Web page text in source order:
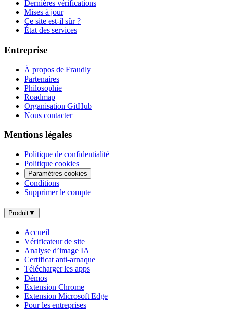
Dernières vérifications
Mises à jour
Ce site est-il sûr ?
État des services
Entreprise
À propos de Fraudly
Partenaires
Philosophie
Roadmap
Organisation GitHub
Nous contacter
Mentions légales
Politique de confidentialité
Politique cookies
Paramètres cookies
Conditions
Supprimer le compte
Produit▼
Accueil
Vérificateur de site
Analyse d’image IA
Certificat anti-arnaque
Télécharger les apps
Démos
Extension Chrome
Extension Microsoft Edge
Pour les entreprises